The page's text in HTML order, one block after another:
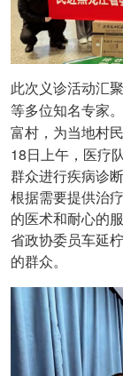
此次义诊活动汇
等多位知名专家。
富村，为当地村
18 日上午，医疗
群众进行疾病诊
根据需要提供治
的医术和耐心的
省政协委员车延
的群众。